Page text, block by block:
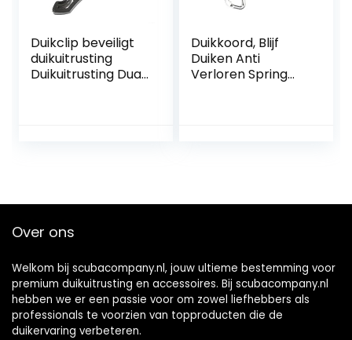
Duikclip beveiligt
duikuitrusting
Duikuitrusting Dual
Duikkoord, Blijf
Duiken Anti
Verloren Spring
Over ons
Welkom bij scubacompany.nl, jouw ultieme bestemming voor
premium duikuitrusting en accessoires. Bij scubacompany.nl
hebben we er een passie voor om zowel liefhebbers als
professionals te voorzien van topproducten die de
duikervaring verbeteren.